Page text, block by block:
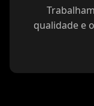
qualidade e